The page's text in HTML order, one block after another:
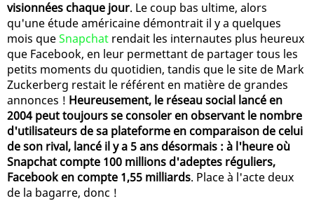
visionnées chaque jour. Le coup bas ultime, alors
qu'une étude américaine démontrait il y a quelques
mois queSnapchat rendait les internautes plus heureux
que Facebook, en leur permettant de partager tous les
petits moments du quotidien, tandis que le site de Mark
Zuckerberg restait le référent en matière de grandes
annonces ! Heureusement, le réseau social lancé en
2004 peut toujours se consoler en observant le nombre
d'utilisateurs de sa plateforme en comparaison de celui
de son rival, lancé il y a 5 ans désormais : à l'heure où
Snapchat compte 100 millions d'adeptes réguliers,
Facebook en compte 1,55 milliards. Place à l'acte deux
de la bagarre, donc !